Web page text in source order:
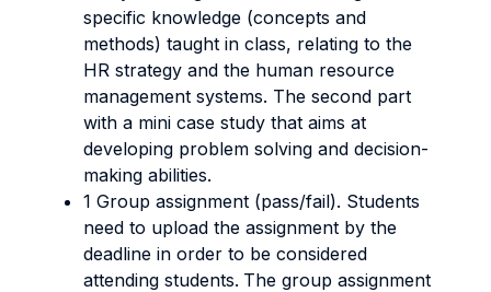
specific knowledge (concepts and
methods) taught in class, relating to the
HR strategy and the human resource
management systems. The second part
with a mini case study that aims at
developing problem solving and decision-
making abilities.
1 Group assignment (pass/fail). Students
need to upload the assignment by the
deadline in order to be considered
attending students. The group assignment